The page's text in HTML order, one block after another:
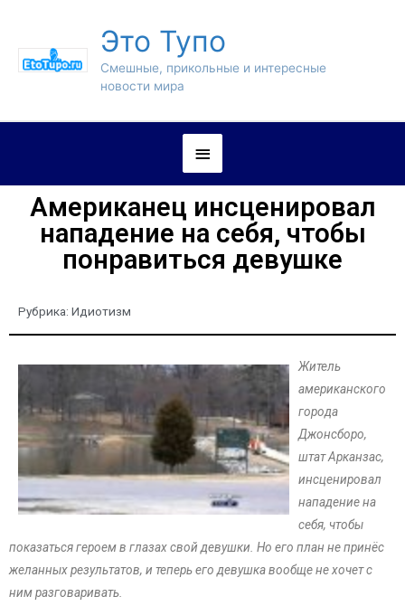
Это Тупо
Смешные, прикольные и интересные
новости мира
Американец инсценировал
нападение на себя, чтобы
понравиться девушке
Рубрика: Идиотизм
Житель
американского
города
Джонсборо,
штат Арканзас,
инсценировал
нападение на
себя, чтобы
показаться героем в глазах свой девушки. Но его план не принёс
желанных результатов, и теперь его девушка вообще не хочет с
ним разговаривать.